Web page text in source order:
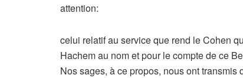
attention:
celui relatif au service que rend le Cohen
Hachem au nom et pour le compte de ce
Nos sages, à ce propos, nous ont